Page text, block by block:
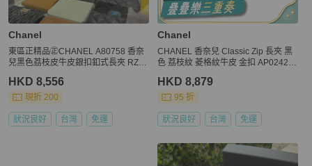
Chanel
東區正精品㊣CHANEL A80758 香奈
兒黑色荔枝皮牛皮銀扣釦式長夾 RZ61
HKD 8,556
現折 200
狀況良好 台灣 免運
Chanel
CHANEL 香奈兒 Classic Zip 長夾 黑
色 荔枝紋 菱格紋牛皮 金扣 AP0242 A
HKD 8,879
95 折
狀況良好 台灣 免運